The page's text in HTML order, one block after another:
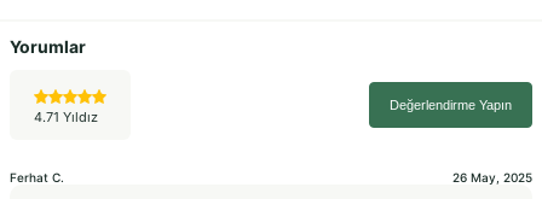
Yorumlar
4.71 Yıldız
Değerlendirme Yapın
Ferhat C. 26 May, 2025